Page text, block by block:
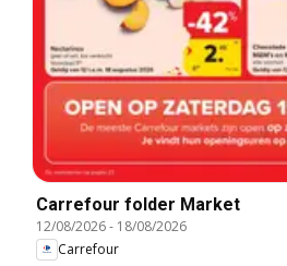
Carrefour folder Market
12/08/2026- 18/08/2026
Carrefour